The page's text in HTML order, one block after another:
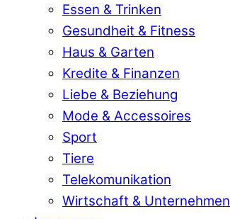
Essen & Trinken
Gesundheit & Fitness
Haus & Garten
Kredite & Finanzen
Liebe & Beziehung
Mode & Accessoires
Sport
Tiere
Telekomunikation
Wirtschaft & Unternehmen